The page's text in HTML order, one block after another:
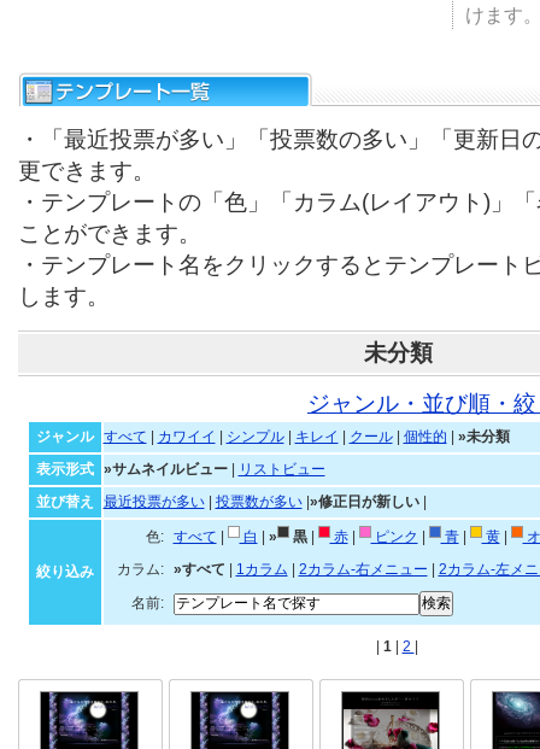
けます
・「最近投票が多い」「投票数の多い」「更新日
更できます。
・テンプレートの「色」「カラム(レイアウト)」
ことができます。
・テンプレート名をクリックするとテンプレート
します。
未分類
ジャンル・並び順・
ジャンル すべて カワイイ シンプル| キレイ クール| 個性的
»未分類
表示形式
»サムネイルビュー|
リストビュー
並び替え
最近投票が多い| 投票数が多い| »修正日が新しい|
絞り込み
色: すべて 白 » 黒| 赤| ピンク 青| 黄|
カラム:
»すべて 1カラム 2カラム-右メニュー
2カラム-左メ
名前:
1 2